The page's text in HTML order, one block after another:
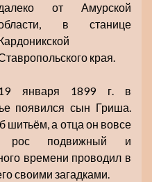
от Амурской
в станице
края.
января 1899 г. в
появился сын Гриша.
шитьём, а отца он вовсе
рос подвижный и
времени проводил в
своими загадками.